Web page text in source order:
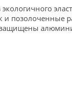
и позолоченные
защищены